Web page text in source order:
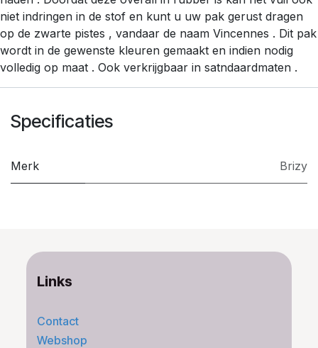
niet indringen in de stof en kunt u uw pak gerust dragen
op de zwarte pistes , vandaar de naam Vincennes . Dit pak
wordt in de gewenste kleuren gemaakt en indien nodig
volledig op maat . Ook verkrijgbaar in satndaardmaten .
Specificaties
Merk Brizy
Links
Contact
Webshop